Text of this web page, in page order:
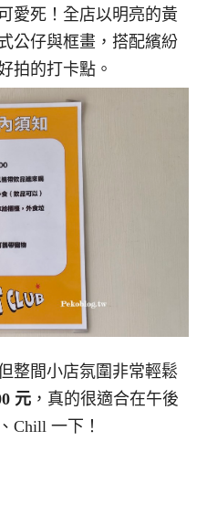
愛死 ！ 全店以明亮的黃
公仔與框畫，搭配繽紛
拍的打卡點。
整間小店氛圍非常輕鬆
元 ，真的很適合在午後
Chill 一下！